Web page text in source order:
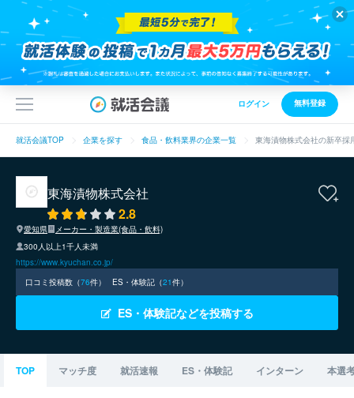
ログイン 無料登録
就活会議TOP 企業を探す 食品・飲料業界の企業一覧 東海漬物株式会社の新卒採
東海漬物株式会社
2.8
愛知県
メーカー・製造業(食品・飲料)
300人以上1千人未満
https://www.kyuchan.co.jp/
口コミ投稿数（76件） ES・体験記（21件）
ES・体験記などを投稿する
TOP マッチ度 就活速報 ES・体験記 インターン 本選